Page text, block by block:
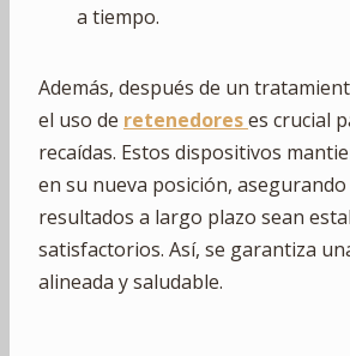
a tiempo.
Además, después de un
el uso de retenedoreses crucial
recaídas. Estos dispositivos
en su nueva posición,
resultados a largo plazo sean
satisfactorios. Así, se garantiza
alineada y saludable.